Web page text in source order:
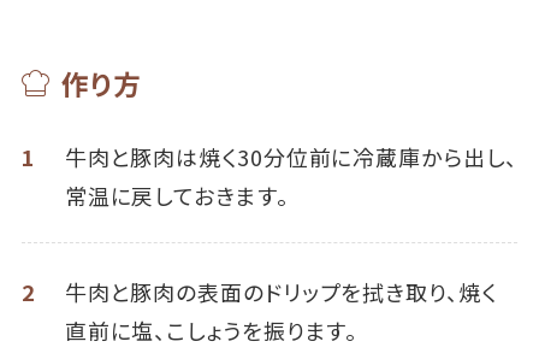
作り方
1
牛肉と豚肉は焼く30分位前に冷蔵庫から出し、
常温に戻しておきます。
2
牛肉と豚肉の表面のドリップを拭き取り、焼く
直前に塩、こしょうを振ります。